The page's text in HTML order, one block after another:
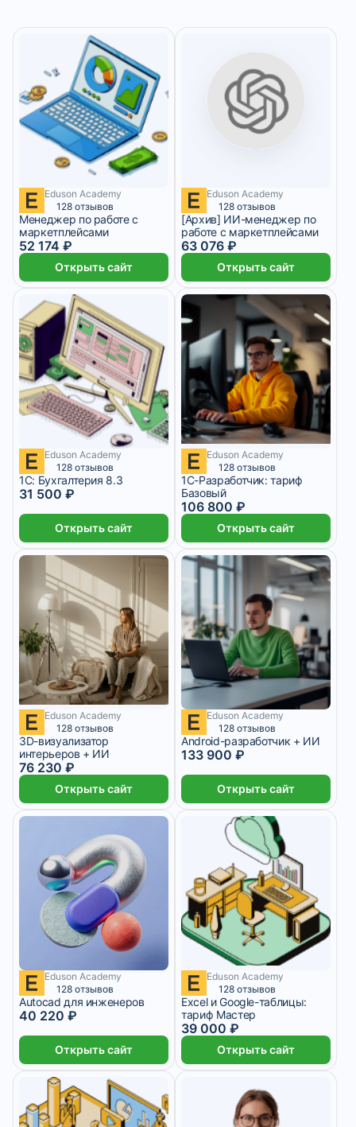
4 347 ₽/мес 2 месяца
Eduson Academy
128 отзывов
Менеджер по работе с
маркетплейсами
52 174 ₽
Открыть сайт
2 628 ₽/мес 5 месяцев
Eduson Academy
128 отзывов
[Архив] ИИ-менеджер по
работе с маркетплейсами
63 076 ₽
Открыть сайт
2 625 ₽/мес 2 месяца
Eduson Academy
128 отзывов
1С: Бухгалтерия 8.3
31 500 ₽
Открыть сайт
4 450 ₽/мес 3 месяца
Eduson Academy
128 отзывов
1С-Разработчик: тариф
Базовый
106 800 ₽
Открыть сайт
6 352 ₽/мес 3 месяца
Eduson Academy
128 отзывов
3D-визуализатор
интерьеров + ИИ
76 230 ₽
Открыть сайт
5 579 ₽/мес 6 месяцев
Eduson Academy
128 отзывов
Android-разработчик + ИИ
133 900 ₽
Открыть сайт
3 351 ₽/мес 2 месяца
Eduson Academy
128 отзывов
Autocad для инженеров
40 220 ₽
Открыть сайт
3 250 ₽/мес
Eduson Academy
128 отзывов
Excel и Google-таблицы:
тариф Мастер
39 000 ₽
Открыть сайт